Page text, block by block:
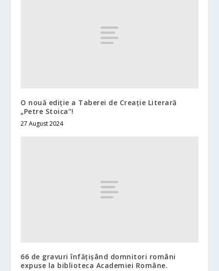
O nouă ediție a Taberei de Creație Literară
„Petre Stoica”!
27 August 2024
66 de gravuri înfățișând domnitori români
expuse la biblioteca Academiei Române.